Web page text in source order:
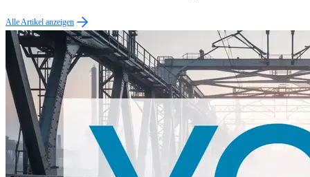
Alle Artikel anzeigen